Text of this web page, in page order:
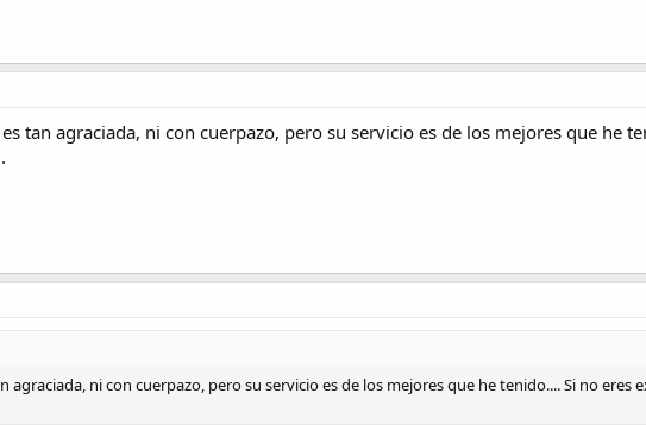
tan agraciada, ni con cuerpazo, pero su servicio es de los mejores que he
agraciada, ni con cuerpazo, pero su servicio es de los mejores que he tenido.... Si no eres